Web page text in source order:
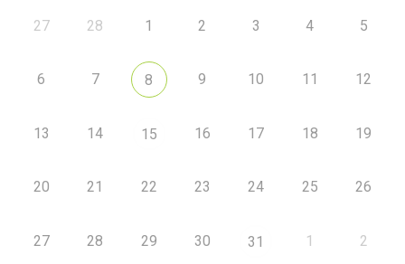
27 28 1 2 3 4 5
6 7 8 9 10 11 12
13 14 15 16 17 18 19
20 21 22 23 24 25 26
27 28 29 30 31 1 2